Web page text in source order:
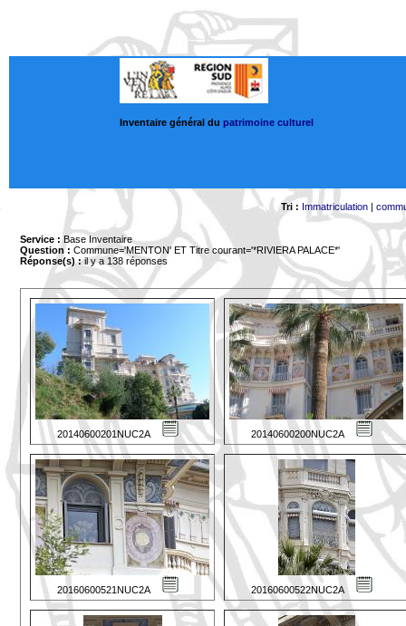
Inventaire général du patrimoine culturel
Tri : Immatriculation|
Service : Base Inventaire
Question : Commune='MENTON' ET Titre courant='*RIVIERA PALACE*'
Réponse(s) :il y a 138 réponses
20140600201NUC2A 20140600200NUC2A
20160600521NUC2A 20160600522NUC2A